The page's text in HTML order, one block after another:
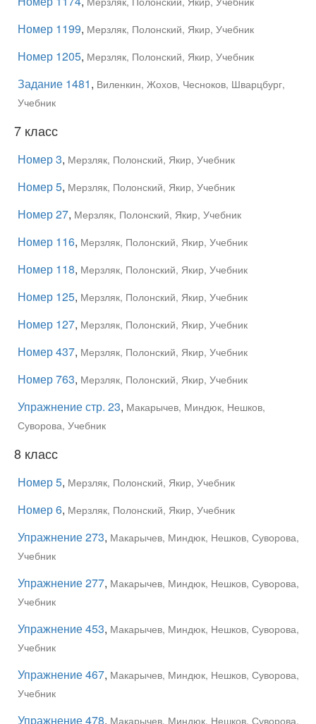
Номер 1199, Мерзляк, Полонский, Якир, Учебник
Номер 1205, Мерзляк, Полонский, Якир, Учебник
Задание 1481, Виленкин, Жохов, Чесноков, Шварцбург,
Учебник
7 класс
Номер 3, Мерзляк, Полонский, Якир, Учебник
Номер 5, Мерзляк, Полонский, Якир, Учебник
Номер 27, Мерзляк, Полонский, Якир, Учебник
Номер 116, Мерзляк, Полонский, Якир, Учебник
Номер 118, Мерзляк, Полонский, Якир, Учебник
Номер 125, Мерзляк, Полонский, Якир, Учебник
Номер 127, Мерзляк, Полонский, Якир, Учебник
Номер 437, Мерзляк, Полонский, Якир, Учебник
Номер 763, Мерзляк, Полонский, Якир, Учебник
Упражнение стр. 23, Макарычев, Миндюк, Нешков,
Суворова, Учебник
8 класс
Номер 5, Мерзляк, Полонский, Якир, Учебник
Номер 6, Мерзляк, Полонский, Якир, Учебник
Упражнение 273, Макарычев, Миндюк, Нешков, Суворова,
Учебник
Упражнение 277, Макарычев, Миндюк, Нешков, Суворова,
Учебник
Упражнение 453, Макарычев, Миндюк, Нешков, Суворова,
Учебник
Упражнение 467, Макарычев, Миндюк, Нешков, Суворова,
Учебник
Упражнение 478, Макарычев, Миндюк, Нешков, Суворова,